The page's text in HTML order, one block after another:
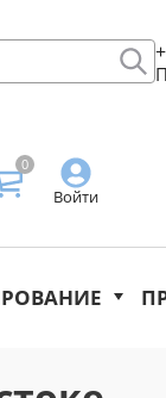
Войти
0